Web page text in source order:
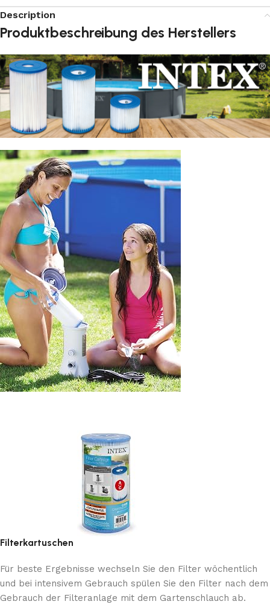
Description
Produktbeschreibung des Herstellers
Filterkartuschen
Für beste Ergebnisse wechseln Sie den Filter wöchentlich
und bei intensivem Gebrauch spülen Sie den Filter nach dem
Gebrauch der Filteranlage mit dem Gartenschlauch ab.